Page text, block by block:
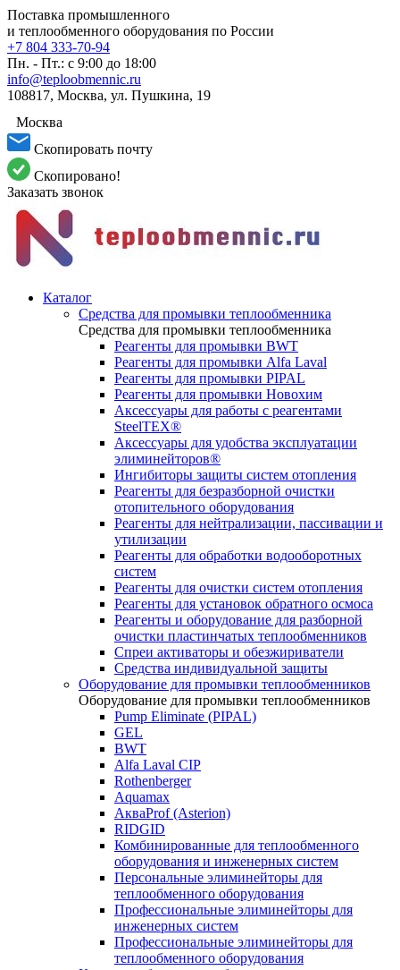
Поставка промышленного
и теплообменного оборудования по России
+7 804 333-70-94
Пн. - Пт.: с 9:00 до 18:00
info@teploobmennic.ru
108817, Москва, ул. Пушкина, 19
Москва
Скопировать почту
Скопировано!
Заказать звонок
Каталог
Средства для промывки теплообменника
Средства для промывки теплообменника
Реагенты для промывки BWT
Реагенты для промывки Alfa Laval
Реагенты для промывки PIPAL
Реагенты для промывки Новохим
Аксессуары для работы с реагентами
SteelTEX®
Аксессуары для удобства эксплуатации
элиминейторов®
Ингибиторы защиты систем отопления
Реагенты для безразборной очистки
отопительного оборудования
Реагенты для нейтрализации, пассивации и
утилизации
Реагенты для обработки водооборотных
систем
Реагенты для очистки систем отопления
Реагенты для установок обратного осмоса
Реагенты и оборудование для разборной
очистки пластинчатых теплообменников
Спреи активаторы и обезжириватели
Средства индивидуальной защиты
Оборудование для промывки теплообменников
Оборудование для промывки теплообменников
Pump Eliminate (PIPAL)
GEL
BWT
Alfa Laval CIP
Rothenberger
Aquamax
АкваProf (Asterion)
RIDGID
Комбинированные для теплообменного
оборудования и инженерных систем
Персональные элиминейторы для
теплообменного оборудования
Профессиональные элиминейторы для
инженерных систем
Профессиональные элиминейторы для
теплообменного оборудования